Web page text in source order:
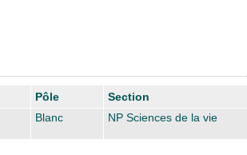
Pôle Section
Blanc NP Sciences de la vie